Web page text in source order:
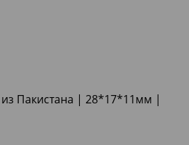
Пакистана | 28*17*11мм |